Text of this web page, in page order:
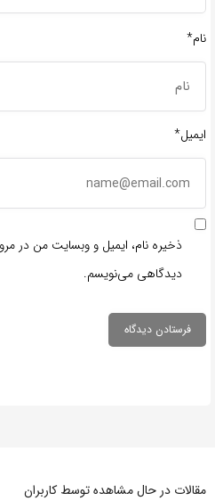
نام*
ایمیل*
ذخیره نام، ایمیل و وبسایت من در
دیدگاهی می‌نویسم.
مقالات در حال مشاهده توسط کاربران